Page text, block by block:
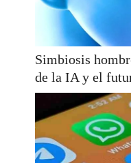
Simbiosis
de la IA y el